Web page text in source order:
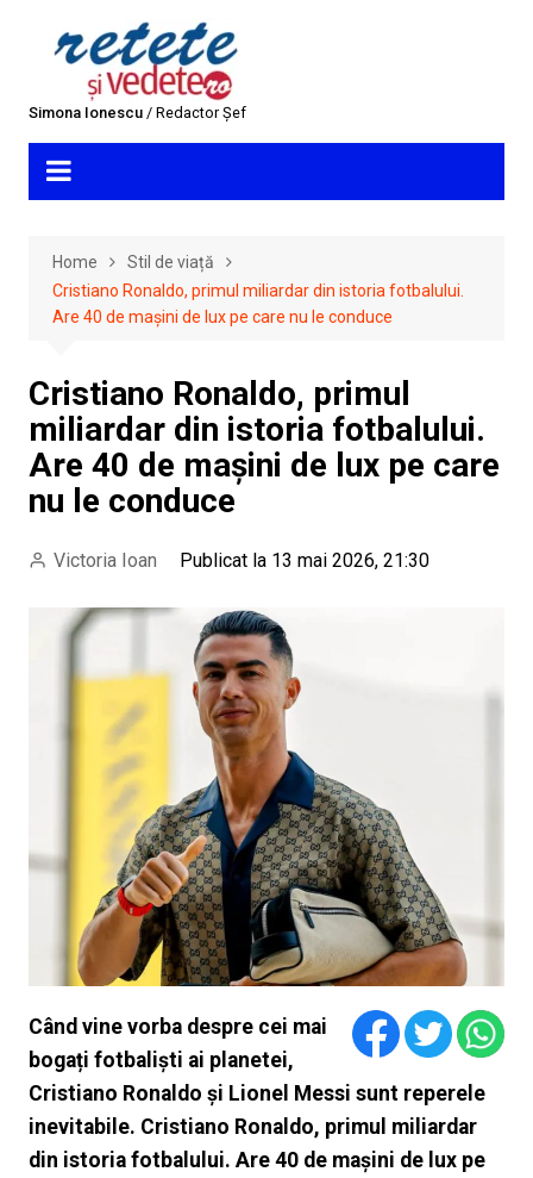
Simona Ionescu/ Redactor Șef
Home
Stil de viață
Cristiano Ronaldo, primul miliardar din istoria fotbalului.
Are 40 de mașini de lux pe care nu le conduce
Cristiano Ronaldo, primul
miliardar din istoria fotbalului.
Are 40 de mașini de lux pe care
nu le conduce
Victoria Ioan Publicat la 13 mai 2026, 21:30
Când vine vorba despre cei mai
bogați fotbaliști ai planetei,
Cristiano Ronaldo și Lionel Messi sunt reperele
inevitabile. Cristiano Ronaldo, primul miliardar
din istoria fotbalului. Are 40 de mașini de lux pe